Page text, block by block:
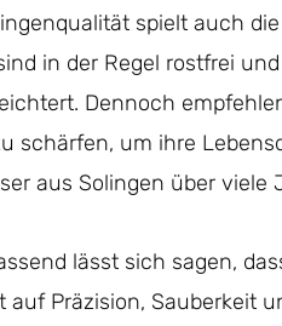
spielt auch
in der Regel rostfrei
Dennoch
schärfen, um ihre
aus Solingen über
lässt sich sagen,
auf Präzision, Sauberkeit